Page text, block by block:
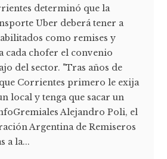
determinó que la
Uber deberá tener a
como remises y
cada chofer el convenio
del sector. "Tras años de
Corrientes primero le exija
local y tenga que sacar un
Alejandro Poli, el
Argentina de Remiseros
a la...